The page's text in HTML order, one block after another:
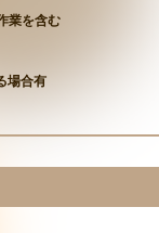
業を含む
場合有